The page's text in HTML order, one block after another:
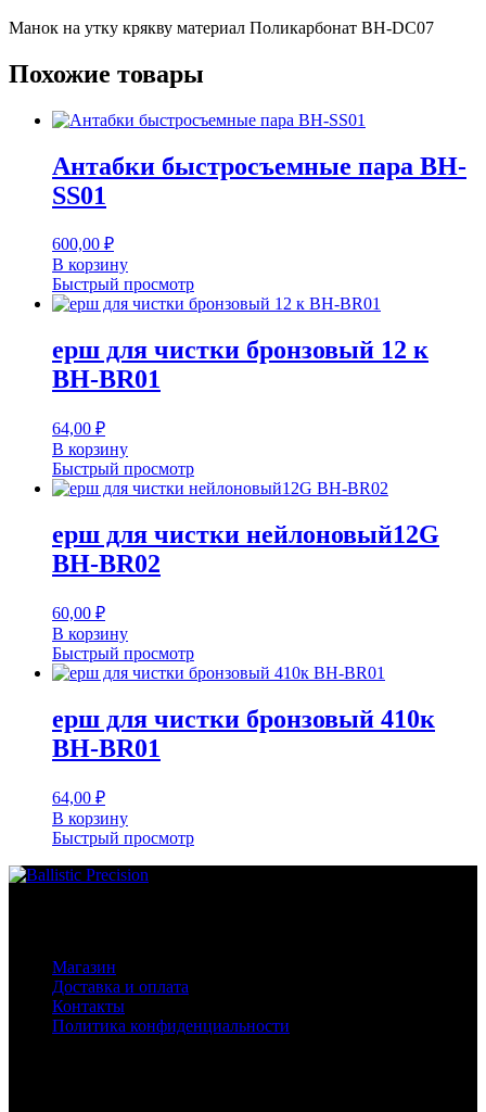
Манок на утку крякву материал Поликарбонат BH-DC07
Похожие товары
Антабки быстросъемные пара BH-
SS01
600,00 ₽
В корзину
Быстрый просмотр
ерш для чистки бронзовый 12 к
BH-BR01
64,00 ₽
В корзину
Быстрый просмотр
ерш для чистки нейлоновый12G
BH-BR02
60,00 ₽
В корзину
Быстрый просмотр
ерш для чистки бронзовый 410к
BH-BR01
64,00 ₽
В корзину
Быстрый просмотр
Магазин
Доставка и оплата
Контакты
Политика конфиденциальности